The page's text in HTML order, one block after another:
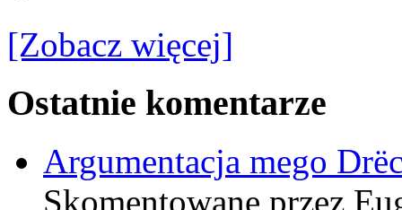
[Zobacz więcej]
Ostatnie komentarze
Argumentacja mego
Skomentowane przez